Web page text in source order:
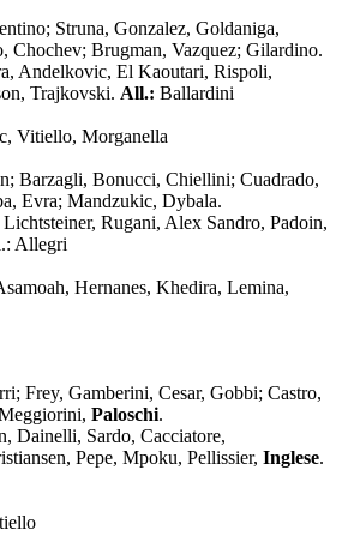
Struna, Gonzalez, Goldaniga,
Chochev; Brugman, Vazquez; Gilardino.
Andelkovic, El Kaoutari, Rispoli,
Trajkovski. All.: Ballardini
Vitiello, Morganella
Barzagli, Bonucci, Chiellini; Cuadrado,
Evra; Mandzukic, Dybala.
Rugani, Alex Sandro, Padoin,
Allegri
Hernanes, Khedira, Lemina,
Frey, Gamberini, Cesar, Gobbi; Castro,
Paloschi.
Dainelli, Sardo, Cacciatore,
Pepe, Mpoku, Pellissier, Inglese.